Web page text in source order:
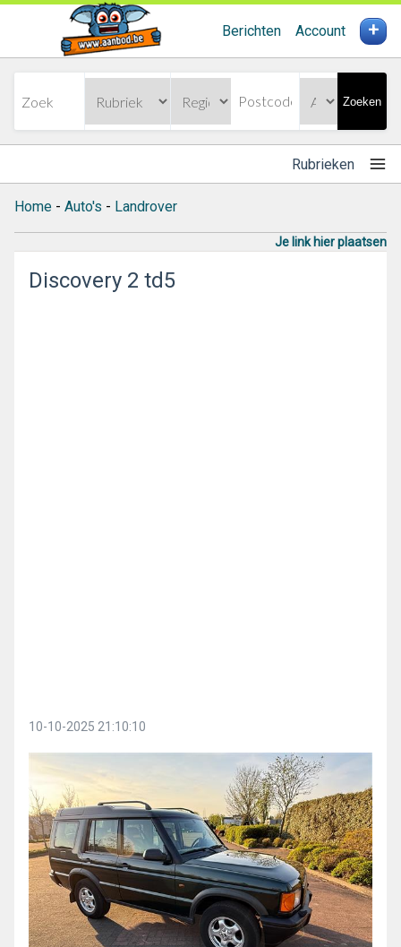
Berichten Account +
Zoeken
Rubrieken
Home - Auto's - Landrover
Je link hier plaatsen
Discovery 2 td5
10-10-2025 21:10:10